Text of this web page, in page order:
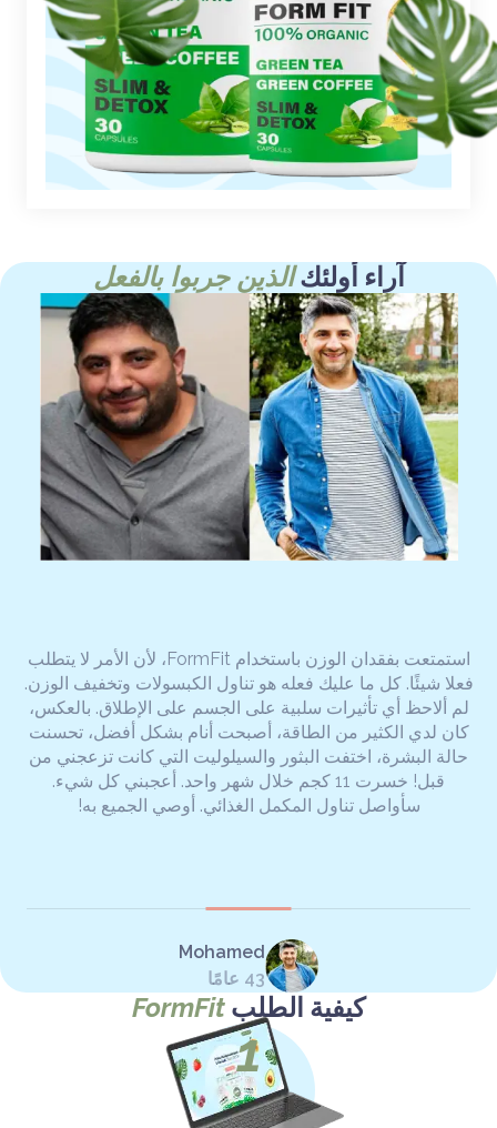
آراء أولئكالذين جربوا بالفعل
استمتعت بفقدان الوزن باستخدام FormFit، لأن الأمر لا يتطلب
فعلا شيئًا. كل ما عليك فعله هو تناول الكبسولات وتخفيف الوزن.
لم ألاحظ أي تأثيرات سلبية على الجسم على الإطلاق. بالعكس،
كان لدي الكثير من الطاقة، أصبحت أنام بشكل أفضل، تحسنت
حالة البشرة، اختفت البثور والسيلوليت التي كانت تزعجني من
قبل! خسرت 11 كجم خلال شهر واحد. أعجبني كل شيء.
سأواصل تناول المكمل الغذائي. أوصي الجميع به!
Mohamed
43 عامًا
كيفية الطلب FormFit
1